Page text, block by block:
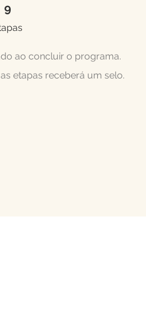
9
ao concluir o programa.
etapas receberá um selo.